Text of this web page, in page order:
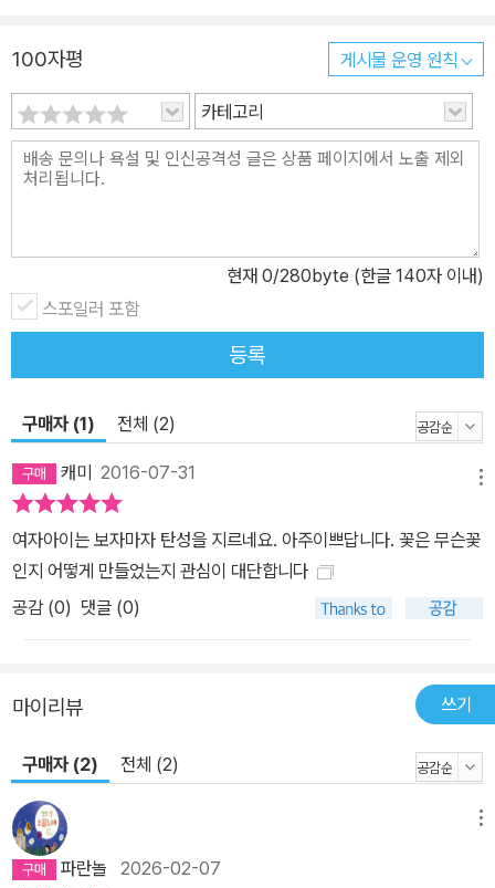
100자평 게시물 운영 원칙
카테고리
현재 0/280byte (한글 140자 이내)
스포일러 포함
등록
구매자 (1) 전체 (2)
캐미 2016-07-31
여자아이는 보자마자 탄성을 지르네요. 아주이쁘답니다. 꽃은 무슨꽃
인지 어떻게 만들었는지 관심이 대단합니다
공감 (0) 댓글 (0)
마이리뷰 쓰기
구매자 (2) 전체 (2)
파란놀 2026-02-07